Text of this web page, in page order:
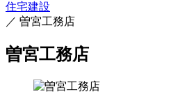
住宅建設
／ 曽宮工務店
曽宮工務店